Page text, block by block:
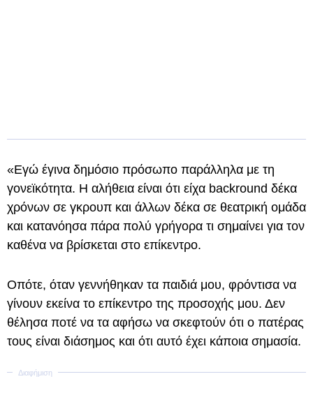
«Εγώ έγινα δημόσιο πρόσωπο παράλληλα με τη
γονεϊκότητα. Η αλήθεια είναι ότι είχα backround δέκα
χρόνων σε γκρουπ και άλλων δέκα σε θεατρική ομάδα
και κατανόησα πάρα πολύ γρήγορα τι σημαίνει για τον
καθένα να βρίσκεται στο επίκεντρο.
Οπότε, όταν γεννήθηκαν τα παιδιά μου, φρόντισα να
γίνουν εκείνα το επίκεντρο της προσοχής μου. Δεν
θέλησα ποτέ να τα αφήσω να σκεφτούν ότι ο πατέρας
τους είναι διάσημος και ότι αυτό έχει κάποια σημασία.